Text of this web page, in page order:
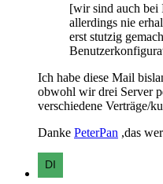
[wir sind auch bei
allerdings nie
erst stutzig
Ich habe diese Mail
obwohl wir drei Server
verschiedene Verträge/
Danke PeterPan ,das